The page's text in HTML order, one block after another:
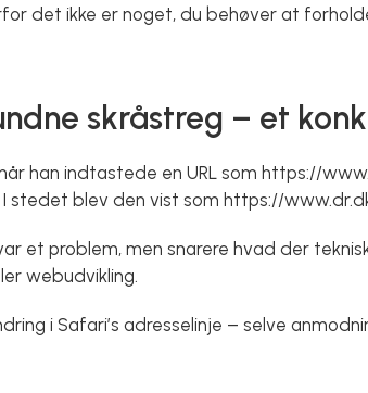
det ikke er noget, du behøver at
skråstreg – et
han indtastede en URL som https://
stedet blev den vist som https://
et problem, men snarere hvad der
webudvikling.
i Safari’s adresselinje – selve